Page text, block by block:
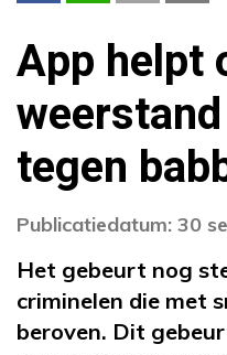
App helpt
tegen
Publicatiedatum: 30
Het gebeurt nog
criminelen die met
beroven. Dit